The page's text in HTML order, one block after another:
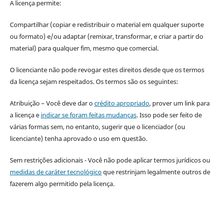
A licença permite:
Compartilhar (copiar e redistribuir o material em qualquer suporte
ou formato) e/ou adaptar (remixar, transformar, e criar a partir do
material) para qualquer fim, mesmo que comercial.
O licenciante não pode revogar estes direitos desde que os termos
da licença sejam respeitados. Os termos são os seguintes:
Atribuição – Você deve dar ocrédito apropriado, prover um link para
a licença e indicar se foram feitas mudanças. Isso pode ser feito de
várias formas sem, no entanto, sugerir que o licenciador (ou
licenciante) tenha aprovado o uso em questão.
Sem restrições adicionais - Você não pode aplicar termos jurídicos ou
medidas de caráter tecnológicoque restrinjam legalmente outros de
fazerem algo permitido pela licença.